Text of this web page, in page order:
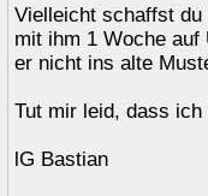
Vielleicht schaffst
mit ihm 1 Woche
er nicht ins alte
Tut mir leid, dass
lG Bastian